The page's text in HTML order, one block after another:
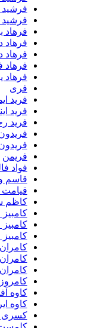
فرشید
فرهاد
فرهاد
فرهاد
فرهاد
فرهاد
فری
فرید
فرید
فرید
فریمن
فواد
قاسم
قیامت
کاظم
کامبیز
کاوه
کاوه
کسری